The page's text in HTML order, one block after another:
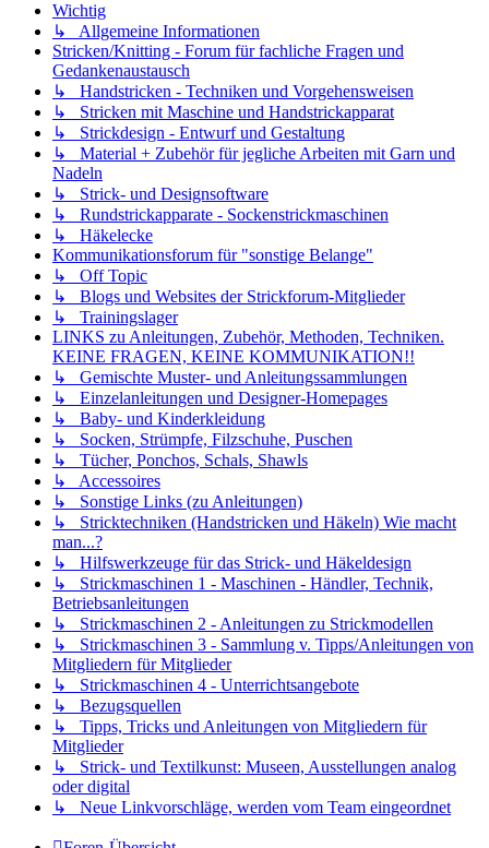
Wichtig
↳ Allgemeine Informationen
Stricken/Knitting - Forum für fachliche Fragen und
Gedankenaustausch
↳ Handstricken - Techniken und Vorgehensweisen
↳ Stricken mit Maschine und Handstrickapparat
↳ Strickdesign - Entwurf und Gestaltung
↳ Material + Zubehör für jegliche Arbeiten mit Garn und
Nadeln
↳ Strick- und Designsoftware
↳ Rundstrickapparate - Sockenstrickmaschinen
↳ Häkelecke
Kommunikationsforum für "sonstige Belange"
↳ Off Topic
↳ Blogs und Websites der Strickforum-Mitglieder
↳ Trainingslager
LINKS zu Anleitungen, Zubehör, Methoden, Techniken.
KEINE FRAGEN, KEINE KOMMUNIKATION!!
↳ Gemischte Muster- und Anleitungssammlungen
↳ Einzelanleitungen und Designer-Homepages
↳ Baby- und Kinderkleidung
↳ Socken, Strümpfe, Filzschuhe, Puschen
↳ Tücher, Ponchos, Schals, Shawls
↳ Accessoires
↳ Sonstige Links (zu Anleitungen)
↳ Stricktechniken (Handstricken und Häkeln) Wie macht
man...?
↳ Hilfswerkzeuge für das Strick- und Häkeldesign
↳ Strickmaschinen 1 - Maschinen - Händler, Technik,
Betriebsanleitungen
↳ Strickmaschinen 2 - Anleitungen zu Strickmodellen
↳ Strickmaschinen 3 - Sammlung v. Tipps/Anleitungen von
Mitgliedern für Mitglieder
↳ Strickmaschinen 4 - Unterrichtsangebote
↳ Bezugsquellen
↳ Tipps, Tricks und Anleitungen von Mitgliedern für
Mitglieder
↳ Strick- und Textilkunst: Museen, Ausstellungen analog
oder digital
↳ Neue Linkvorschläge, werden vom Team eingeordnet